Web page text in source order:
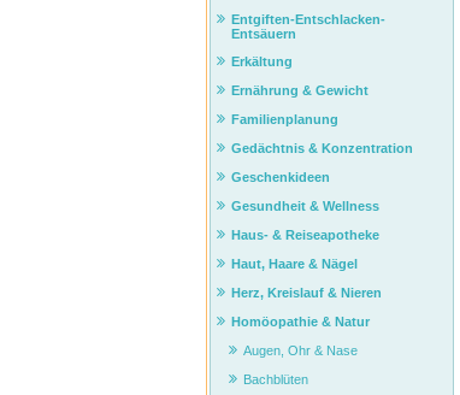
Entgiften-Entschlacken-
Entsäuern
Erkältung
Ernährung & Gewicht
Familienplanung
Gedächtnis & Konzentration
Geschenkideen
Gesundheit & Wellness
Haus- & Reiseapotheke
Haut, Haare & Nägel
Herz, Kreislauf & Nieren
Homöopathie & Natur
Augen, Ohr & Nase
Bachblüten